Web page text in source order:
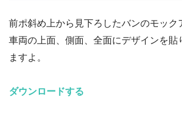
前ポ斜め上から見下ろしたバンのモック
車両の上面、側面、全面にデザインを貼
ますよ。
ダウンロードする